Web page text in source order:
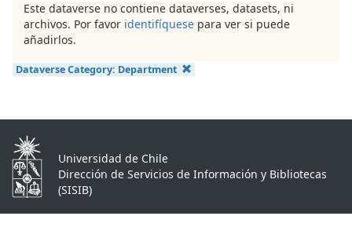
Este dataverse no contiene dataverses, datasets, ni
archivos. Por favor identifíquese para ver si puede
añadirlos.
Dataverse Category: Department
Universidad de Chile
Dirección de Servicios de Información y Bibliotecas
(SISIB)